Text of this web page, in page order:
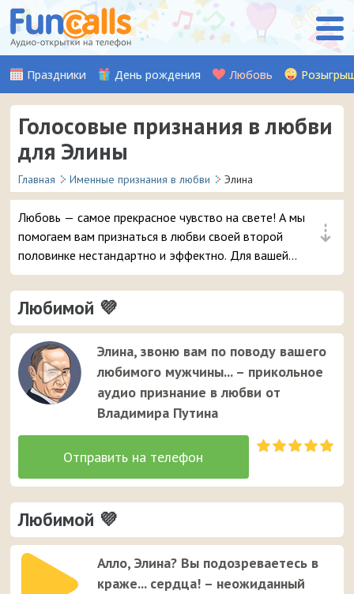
Праздники День рождения Любовь
Голосовые признания в любви
для Элины
Главная Именные признания в любви Элина
⇣
Любовь — самое прекрасное чувство на свете! А мы
помогаем вам признаться в любви своей второй
половинке нестандартно и эффектно. Для вашей
девушки Элины мы записали множество красивых
музыкальных и аудио признаний, стихов, а также
шуточных признаний от Путина (хит!). Выберите
понравившуюся аудио-открытку и уже через пару
мгновений она придет на телефон вашей любимой
Элине. Это единственный случай, когда звонок от
неизвестного номера вызывает улыбку у вашей
девушки ;)
Любимой 💜
Элина, звоню вам по поводу вашего
любимого мужчины... – прикольное
аудио признание в любви от
Владимира Путина
Любимой 💜
Алло, Элина? Вы подозреваетесь в
краже... сердца! – неожиданный